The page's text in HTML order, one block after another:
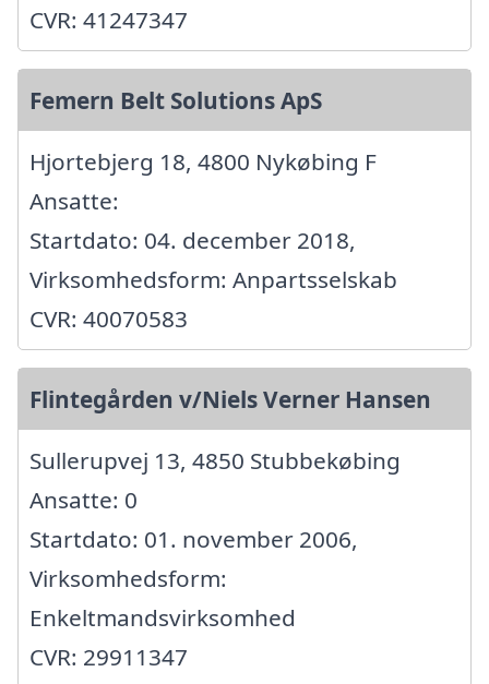
CVR: 41247347
Femern Belt Solutions ApS
Hjortebjerg 18, 4800 Nykøbing F
Ansatte:
Startdato: 04. december 2018,
Virksomhedsform: Anpartsselskab
CVR: 40070583
Flintegården v/Niels Verner Hansen
Sullerupvej 13, 4850 Stubbekøbing
Ansatte: 0
Startdato: 01. november 2006,
Virksomhedsform:
Enkeltmandsvirksomhed
CVR: 29911347